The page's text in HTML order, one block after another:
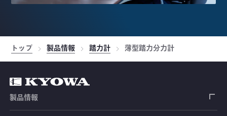
トップ 製品情報 踏力計 薄型踏力分力計
製品情報